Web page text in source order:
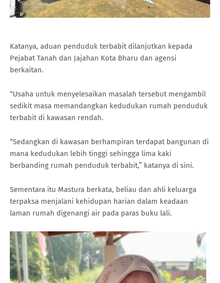
Katanya, aduan penduduk terbabit dilanjutkan kepada
Pejabat Tanah dan Jajahan Kota Bharu dan agensi
berkaitan.
“Usaha untuk menyelesaikan masalah tersebut mengambil
sedikit masa memandangkan kedudukan rumah penduduk
terbabit di kawasan rendah.
“Sedangkan di kawasan berhampiran terdapat bangunan di
mana kedudukan lebih tinggi sehingga lima kaki
berbanding rumah penduduk terbabit,” katanya di sini.
Sementara itu Mastura berkata, beliau dan ahli keluarga
terpaksa menjalani kehidupan harian dalam keadaan
laman rumah digenangi air pada paras buku lali.